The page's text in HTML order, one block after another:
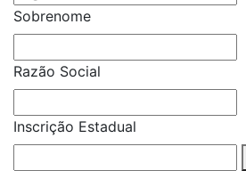
Sobrenome
Razão Social
Inscrição Estadual